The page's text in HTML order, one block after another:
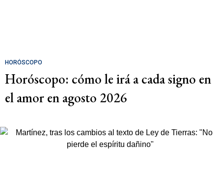
HORÓSCOPO
Horóscopo: cómo le irá a cada signo en
el amor en agosto 2026